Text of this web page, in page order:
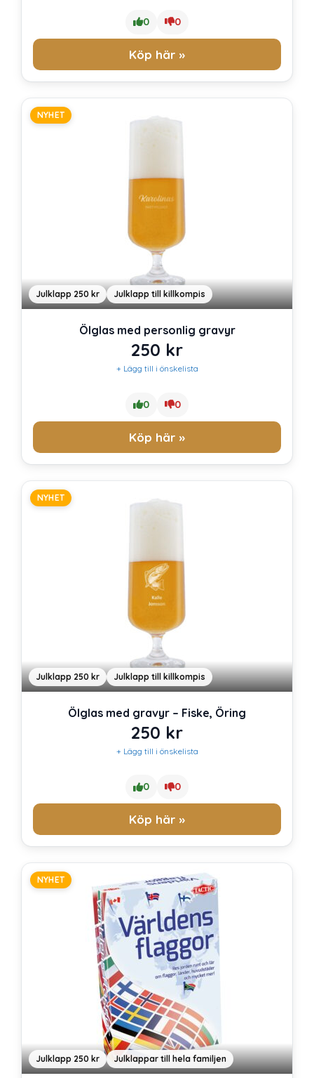
0 0
Köp här »
NYHET
Julklapp 250 kr Julklapp till killkompis
Ölglas med personlig gravyr
250 kr
+ Lägg till i önskelista
0 0
Köp här »
NYHET
Julklapp 250 kr Julklapp till killkompis
Ölglas med gravyr – Fiske, Öring
250 kr
+ Lägg till i önskelista
0 0
Köp här »
NYHET
Julklapp 250 kr Julklappar till hela familjen